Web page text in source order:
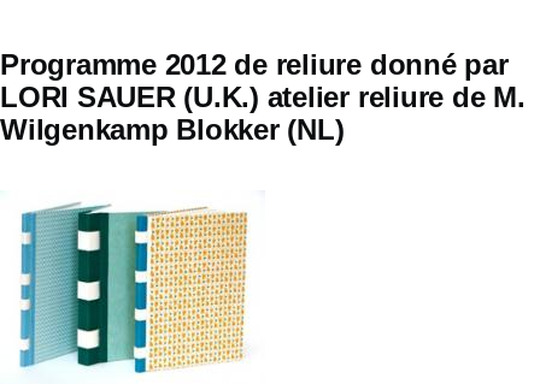
Programme 2012 de reliure donné par
LORI SAUER (U.K.) atelier reliure de M.
Wilgenkamp Blokker (NL)